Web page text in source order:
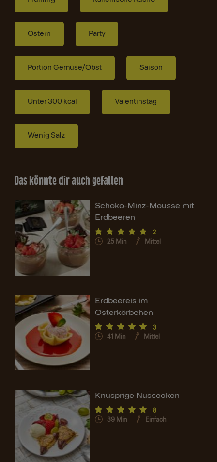
Ostern Party
Portion Gemüse/Obst Saison
Unter 300 kcal Valentinstag
Wenig Salz
Das könnte dir auch gefallen
Schoko-Minz-Mousse mit
Erdbeeren
2
25 Min Mittel
Erdbeereis im
Osterkörbchen
3
41 Min Mittel
Knusprige Nussecken
8
39 Min Einfach